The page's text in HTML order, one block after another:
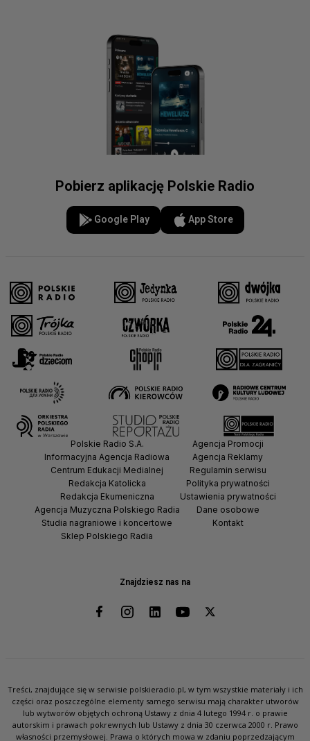
Pobierz aplikację Polskie Radio
Google Play App Store
Znajdziesz nas na
Polskie Radio S.A.
Informacyjna Agencja Radiowa
Centrum Edukacji Medialnej
Redakcja Katolicka
Redakcja Ekumeniczna
Agencja Muzyczna Polskiego Radia
Studia nagraniowe i koncertowe
Sklep Polskiego Radia
Agencja Promocji
Agencja Reklamy
Regulamin serwisu
Polityka prywatności
Ustawienia prywatności
Dane osobowe
Kontakt
Treści, znajdujące się w serwisie polskieradio.pl, w tym wszystkie materiały i ich
części oraz poszczególne elementy samego serwisu mają charakter utworów
lub wytworów objętych ochroną Ustawy z dnia 4 lutego 1994 r. o prawie
autorskim i prawach pokrewnych lub Ustawy z dnia 30 czerwca 2000 r. Prawo
własności przemysłowej. Prawa o których mowa w zdaniu poprzedzającym